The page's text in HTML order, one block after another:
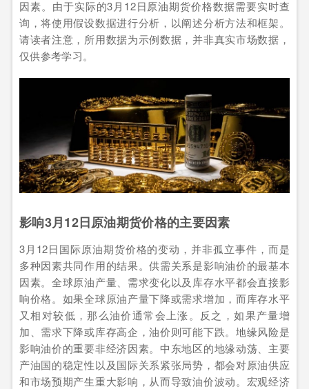
因素。由于实际的3月12日原油期货价格数据需要实时查
询，将使用假设数据进行分析，以阐述分析方法和框架。
请读者注意，所用数据为示例数据，并非真实市场数据，
仅供参考学习。
影响3月12日原油期货价格的主要因素
3月12日国际原油期货价格的变动，并非孤立事件，而是
多种因素共同作用的结果。供需关系是影响油价的最基本
因素。全球原油产量、需求变化以及库存水平都会直接影
响价格。如果全球原油产量下降或需求增加，而库存水平
又相对较低，那么油价通常会上涨。反之，如果产量增
加、需求下降或库存高企，油价则可能下跌。地缘风险是
影响油价的重要非经济因素。中东地区的地缘动荡、主要
产油国的稳定性以及国际关系紧张局势，都会对原油供应
和市场预期产生重大影响，从而导致油价波动。宏观经济